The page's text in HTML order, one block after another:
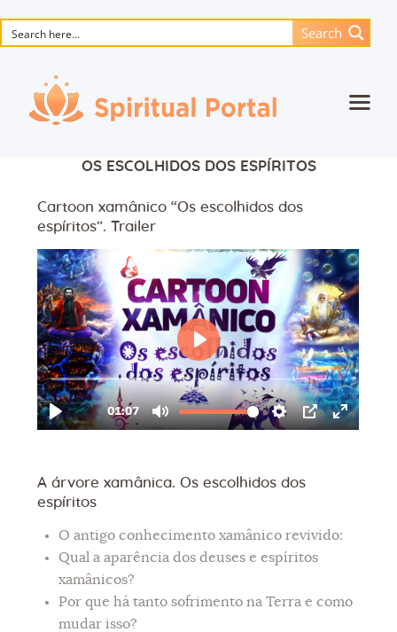
Search
Obras-primas animadas
Flor Da Vida
Livros
Música
Contato
OS ESCOLHIDOS DOS ESPÍRITOS
Cartoon xamânico “Os escolhidos dos
espíritos”. Trailer
A árvore xamânica. Os escolhidos dos
espíritos
O antigo conhecimento xamânico revivido:
Qual a aparência dos deuses e espíritos
xamânicos?
Por que há tanto sofrimento na Terra e como
mudar isso?